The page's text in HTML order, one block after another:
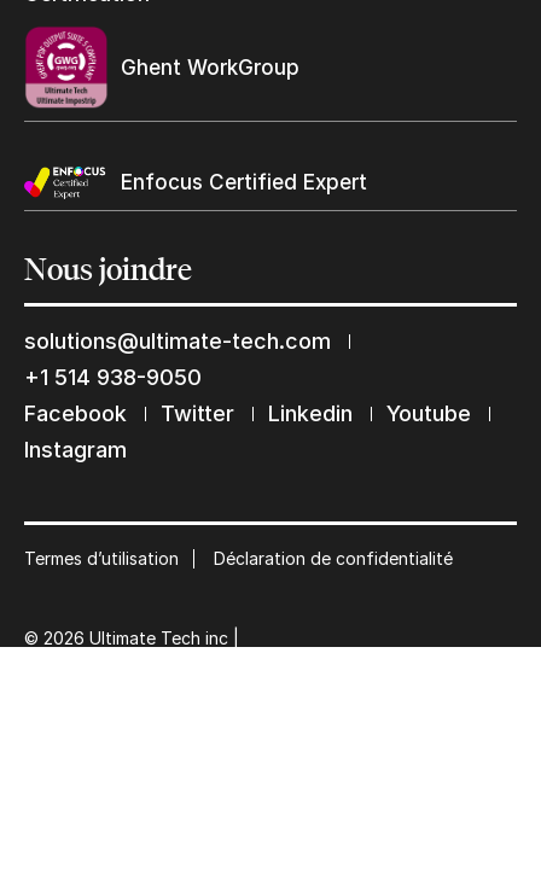
Trouvez un revendeur
Ghent WorkGroup
Enfocus Certified Expert
Nousjoindre
solutions@ultimate-tech.com
+1 514 938-9050
Facebook
Twitter Linkedin
Youtube
Instagram
Termes d’utilisation Déclaration de confidentialité
© 2026 Ultimate Tech inc |
Restons en contact
Abonnez-vous à notre liste de diffusion